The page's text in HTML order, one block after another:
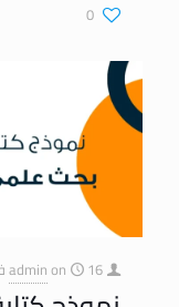
0
adminon 16 فبراير، 2025